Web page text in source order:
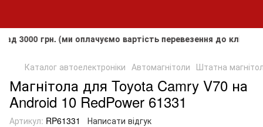
(ми оплачуємо вартість перевезення до клієнта,
Каталог автоелектроніки Автомагнітоли Штатна
Магнітола для Toyota Camry V70 на
Android 10 RedPower 61331
Артикул: RP61331 Написати відгук